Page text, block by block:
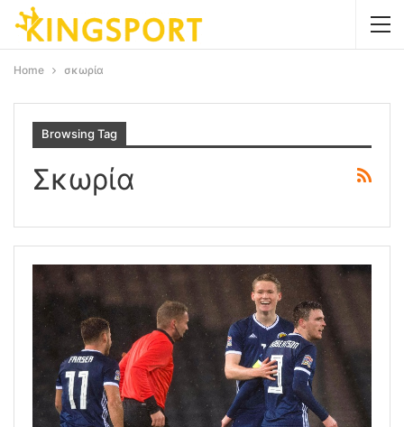
Home σκωρία
Browsing Tag
Σκωρία